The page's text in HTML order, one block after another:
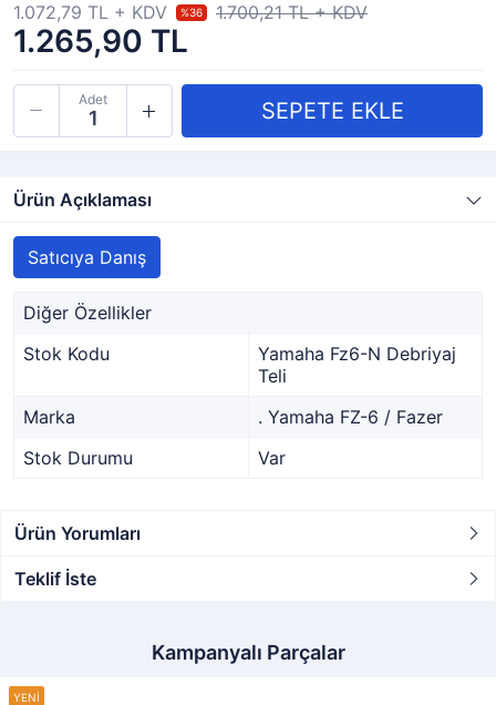
1.265,90 TL
1.072,79 TL + KDV %36 1.700,21 TL + KDV
Adet
Ürün Açıklaması
Satıcıya Danış
Diğer Özellikler
Stok Kodu
Yamaha Fz6-N Debriyaj
Teli
Marka
. Yamaha FZ-6 / Fazer
Stok Durumu
Var
Ürün Yorumları
Teklif İste
Kampanyalı Parçalar